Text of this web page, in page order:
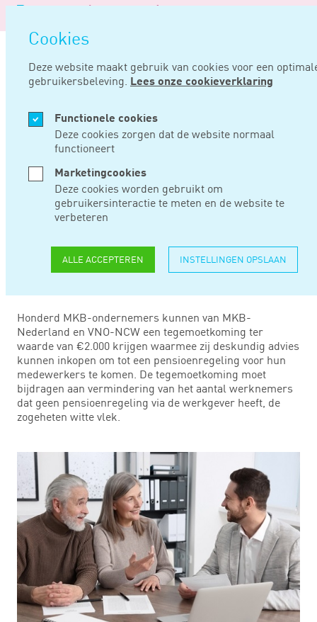
overslaan
Cookies
Deze website maakt gebruik van cookies voor een
gebruikersbeleving. Lees onze cookieverklaring
Functionele cookies
Deze cookies zorgen dat de website normaal
functioneert
Marketingcookies
Deze cookies worden gebruikt om
gebruikersinteractie te meten en de website te
verbeteren
ALLE ACCEPTEREN INSTELLINGEN OPSLAAN
Logo
Noord
Negentig
JUL 10, 2024
TEGEMOETKOMING
PENSIOENADVIES
KLEINE BEDRIJVEN
Honderd MKB-ondernemers kunnen van MKB-
Nederland en VNO-NCW een tegemoetkoming ter
waarde van €2.000 krijgen waarmee zij deskundig advies
kunnen inkopen om tot een pensioenregeling voor hun
medewerkers te komen. De tegemoetkoming moet
bijdragen aan vermindering van het aantal werknemers
dat geen pensioenregeling via de werkgever heeft, de
zogeheten witte vlek.